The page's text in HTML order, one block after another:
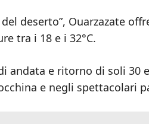
deserto”, Ouarzazate
tra i 18 e i 32°C.
andata e ritorno di soli
e negli spettacolari